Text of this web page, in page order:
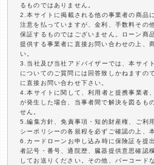
るものではありません。
2.本サイトに掲載される他の事業者の商品
注意を払っていますが、金利、手数料その
保証するものではございません。ローン商
提供する事業者に直接お問い合わせの上、
い。
3.当社及び当社アドバイザーでは、本サイ
についてのご質問には回答致しかねますの
に直接お問い合わせ下さい。
4.本サイトに関して、利用者と提携事業者
が発生した場合、当事者間で解決を図るも
せん。
5.編集方針、免責事項・知的財産権、ご利
シーポリシーの各規程を必ずご確認の上、
6.カードローンお申し込み時に保険証を提
者記号・番号、通院歴、臓器提供意思確認
してお送りください。その他、バーコード